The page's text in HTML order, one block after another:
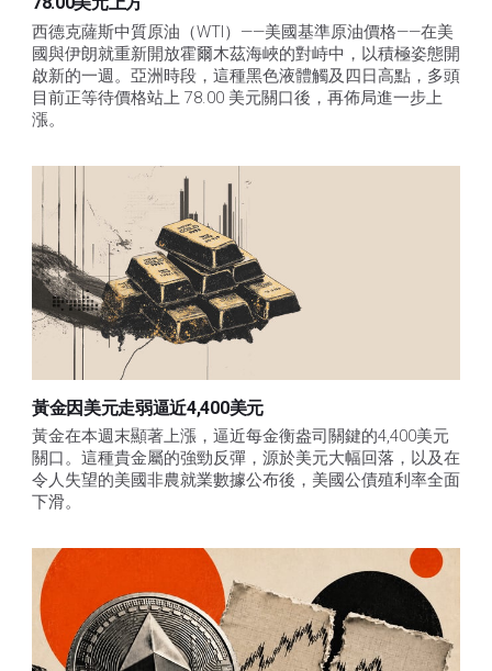
西德克薩斯中質原油（WTI）——美國基準原油價格——在美
國與伊朗就重新開放霍爾木茲海峽的對峙中，以積極姿態開
啟新的一週。亞洲時段，這種黑色液體觸及四日高點，多頭
目前正等待價格站上 78.00 美元關口後，再佈局進一步上
漲。
黃金因美元走弱逼近4,400美元
黃金在本週末顯著上漲，逼近每金衡盎司關鍵的4,400美元
關口。這種貴金屬的強勁反彈，源於美元大幅回落，以及在
令人失望的美國非農就業數據公布後，美國公債殖利率全面
下滑。